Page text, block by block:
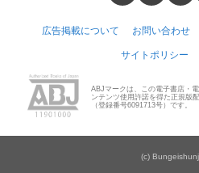
広告掲載について お問い合わせ
サイトポリシー
ABJマークは、この電子書店・
ンテンツ使用許諾を得た正規版
（登録番号6091713号）です。
(c)